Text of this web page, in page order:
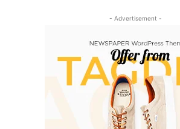
- Advertisement -